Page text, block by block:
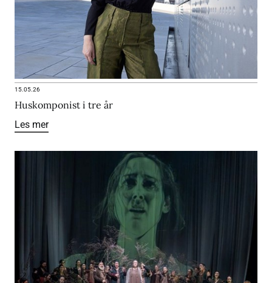
15.05.26
Huskomponist i tre år
Les mer